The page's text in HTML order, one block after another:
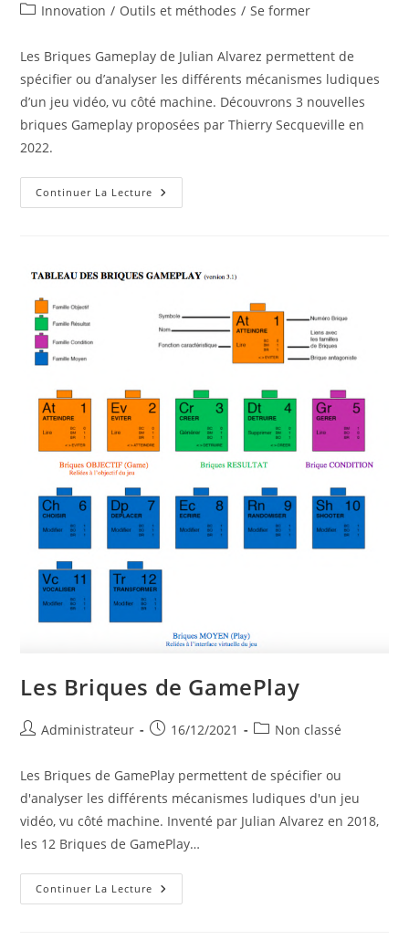
de
publiée :
PostInnovation / Outils et méthodes / Se former
Les Briques Gameplay de Julian Alvarez permettent de
spécifier ou d’analyser les différents mécanismes ludiques
d’un jeu vidéo, vu côté machine. Découvrons 3 nouvelles
briques Gameplay proposées par Thierry Secqueville en
2022.
Continuer La Lecture
Nouvelles
Thierry
Secqueville
Les Briques de GamePlay
Auteur/autrice
la
publication :
Administrateur
Publication
16/12/2021
PostNon classé
Les Briques de GamePlay permettent de spécifier ou
d'analyser les différents mécanismes ludiques d'un jeu
vidéo, vu côté machine. Inventé par Julian Alvarez en 2018,
les 12 Briques de GamePlay…
Continuer La Lecture Les
Briques